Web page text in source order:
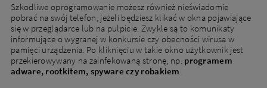
Szkodliwe oprogramowanie możesz również nieświadomie
pobrać na swój telefon, jeżeli będziesz klikać w okna pojawiające
się w przeglądarce lub na pulpicie. Zwykle są to komunikaty
informujące o wygranej w konkursie czy obecności wirusa w
pamięci urządzenia. Po kliknięciu w takie okno użytkownik jest
przekierowywany na zainfekowaną stronę, np. programem
adware, rootkitem, spyware czy robakiem